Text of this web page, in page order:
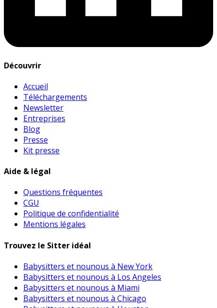
Découvrir
Accueil
Téléchargements
Newsletter
Entreprises
Blog
Presse
Kit presse
Aide & légal
Questions fréquentes
CGU
Politique de confidentialité
Mentions légales
Trouvez le Sitter idéal
Babysitters et nounous à New York
Babysitters et nounous à Los Angeles
Babysitters et nounous à Miami
Babysitters et nounous à Chicago